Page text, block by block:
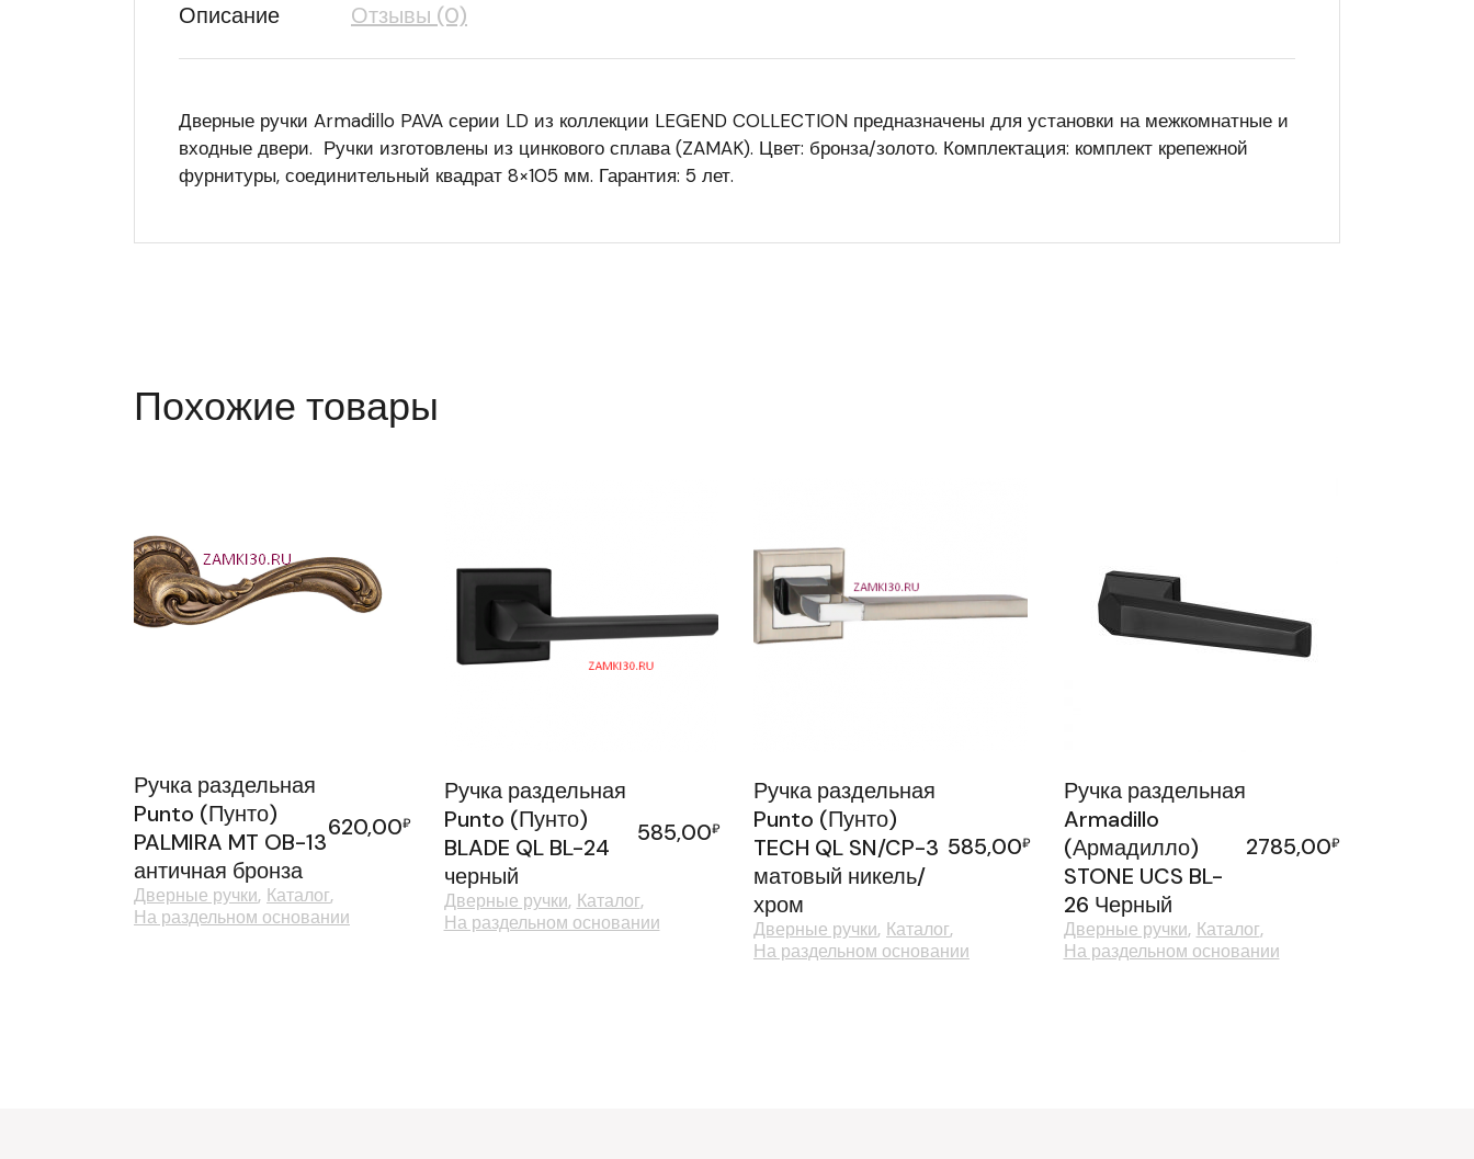
Описание Отзывы (0)
Дверные ручки Armadillo PAVA серии LD из коллекции LEGEND COLLECTION предназначены для установки на межкомнатные и
входные двери. Ручки изготовлены из цинкового сплава (ZAMAK). Цвет: бронза/золото. Комплектация: комплект крепежной
фурнитуры, соединительный квадрат 8×105 мм. Гарантия: 5 лет.
Похожие товары
Ручка раздельная
Punto (Пунто)
PALMIRA MT OB-13
античная бронза
620,00₽
Дверные ручки Каталог
На раздельном основании
Ручка раздельная
Punto (Пунто)
BLADE QL BL-24
черный
585,00₽
Дверные ручки Каталог
На раздельном основании
Ручка раздельная
Punto (Пунто)
TECH QL SN/CP-3
матовый никель/
хром
585,00₽
Дверные ручки Каталог
На раздельном основании
Ручка раздельная
Armadillo
(Армадилло)
STONE UCS BL-
26 Черный
2785,00₽
Дверные ручки Каталог
На раздельном основании